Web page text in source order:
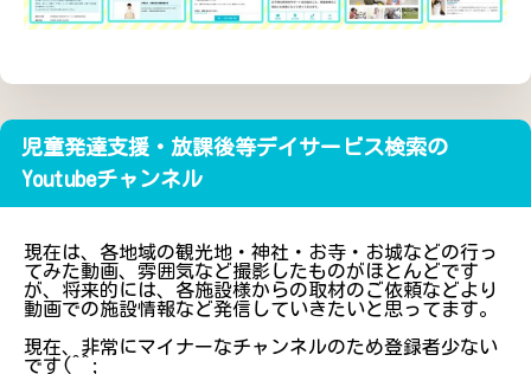
児童発達支援・放課後等デイサービス検索の
Youtubeチャンネル
現在は、各地域の観光地・神社・お寺・お城などの行っ
てみた動画、雰囲気など撮影したものがほとんどです
が、将来的には、各施設様からの取材のご依頼などより
動画での施設情報など発信していきたいと思ってます。
現在、非常にマイナーなチャンネルのため登録者少ない
です(^^;